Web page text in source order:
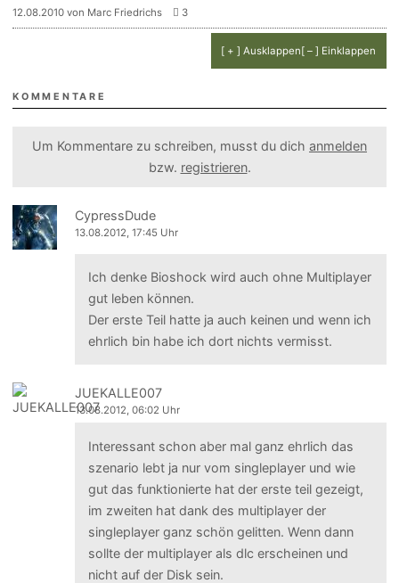
12.08.2010 von Marc Friedrichs 3
[ + ] Ausklappen[ – ] Einklappen
KOMMENTARE
Um Kommentare zu schreiben, musst du dich anmelden
bzw. registrieren.
CypressDude
13.08.2012, 17:45 Uhr
Ich denke Bioshock wird auch ohne Multiplayer
gut leben können.
Der erste Teil hatte ja auch keinen und wenn ich
ehrlich bin habe ich dort nichts vermisst.
JUEKALLE007
13.08.2012, 06:02 Uhr
Interessant schon aber mal ganz ehrlich das
szenario lebt ja nur vom singleplayer und wie
gut das funktionierte hat der erste teil gezeigt,
im zweiten hat dank des multiplayer der
singleplayer ganz schön gelitten. Wenn dann
sollte der multiplayer als dlc erscheinen und
nicht auf der Disk sein.